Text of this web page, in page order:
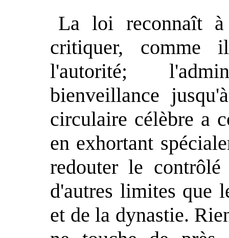
La loi reconnaît
critiquer, comme
l'autorité;
bienveillance
circulaire célèbre a
en exhortant
redouter le
d'autres limites que
et de la dynastie.